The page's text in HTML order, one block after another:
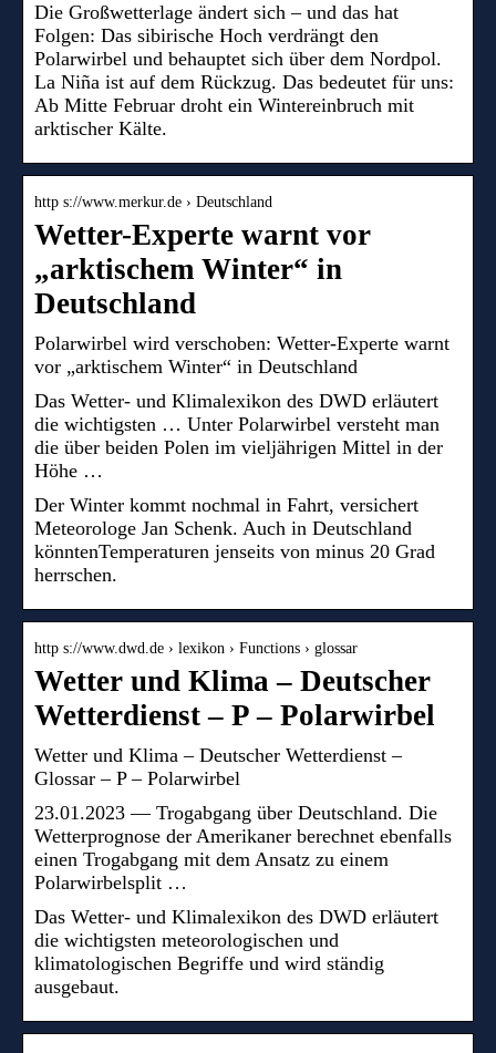
Die Großwetterlage ändert sich – und das hat
Folgen: Das sibirische Hoch verdrängt den
Polarwirbel und behauptet sich über dem Nordpol.
La Niña ist auf dem Rückzug. Das bedeutet für uns:
Ab Mitte Februar droht ein Wintereinbruch mit
arktischer Kälte.
http s://www.merkur.de › Deutschland
Wetter-Experte warnt vor
„arktischem Winter“ in
Deutschland
Polarwirbel wird verschoben: Wetter-Experte warnt
vor „arktischem Winter“ in Deutschland
Das Wetter- und Klimalexikon des DWD erläutert
die wichtigsten … Unter Polarwirbel versteht man
die über beiden Polen im vieljährigen Mittel in der
Höhe …
Der Winter kommt nochmal in Fahrt, versichert
Meteorologe Jan Schenk. Auch in Deutschland
könntenTemperaturen jenseits von minus 20 Grad
herrschen.
http s://www.dwd.de › lexikon › Functions › glossar
Wetter und Klima – Deutscher
Wetterdienst – P – Polarwirbel
Wetter und Klima – Deutscher Wetterdienst –
Glossar – P – Polarwirbel
23.01.2023 — Trogabgang über Deutschland. Die
Wetterprognose der Amerikaner berechnet ebenfalls
einen Trogabgang mit dem Ansatz zu einem
Polarwirbelsplit …
Das Wetter- und Klimalexikon des DWD erläutert
die wichtigsten meteorologischen und
klimatologischen Begriffe und wird ständig
ausgebaut.